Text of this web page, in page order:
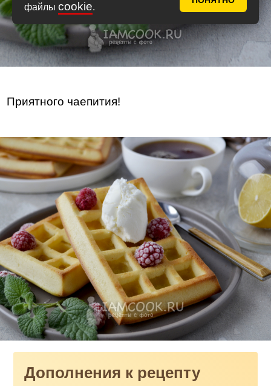
файлы cookie.
Приятного чаепития!
Дополнения к рецепту